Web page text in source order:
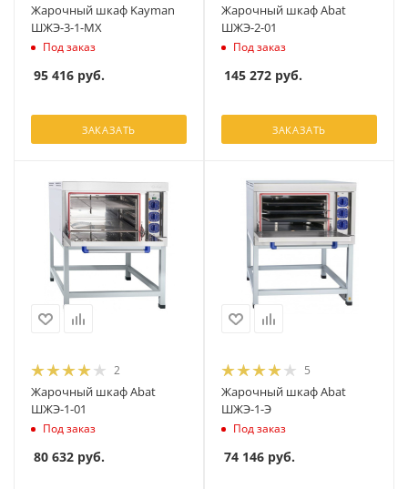
Жарочный шкаф Kayman
ШЖЭ-3-1-МХ
Под заказ
95 416 руб.
ЗАКАЗАТЬ
Жарочный шкаф Abat
ШЖЭ-2-01
Под заказ
145 272 руб.
ЗАКАЗАТЬ
2
Жарочный шкаф Abat
ШЖЭ-1-01
Под заказ
80 632 руб.
5
Жарочный шкаф Abat
ШЖЭ-1-Э
Под заказ
74 146 руб.